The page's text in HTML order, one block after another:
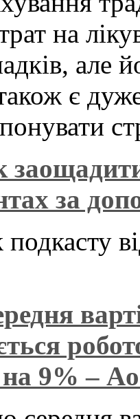
на
але
є
за
9% –